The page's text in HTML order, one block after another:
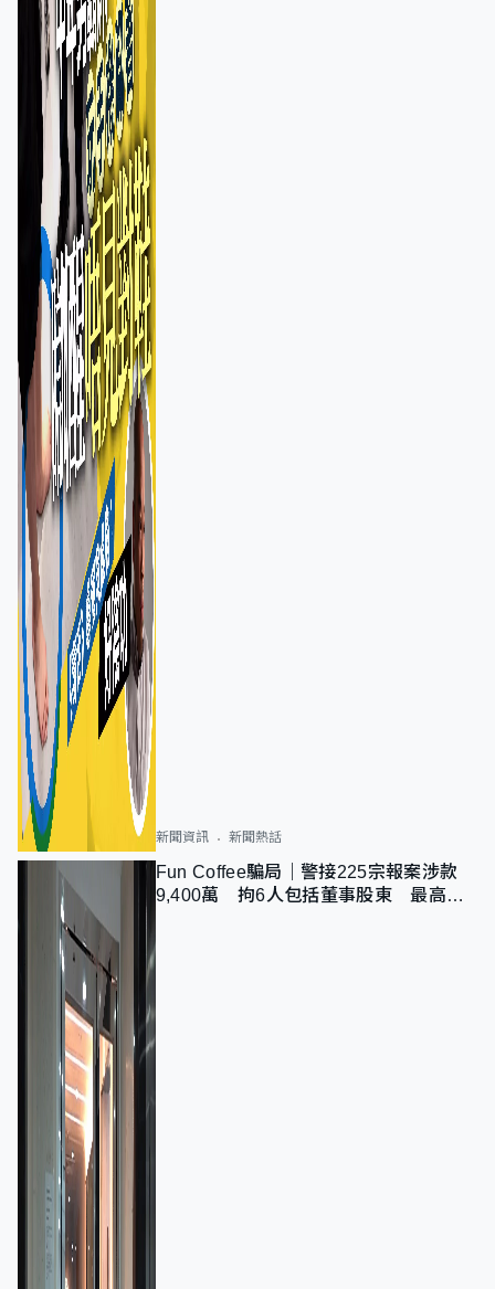
新聞資訊 新聞熱話
Fun Coffee騙局｜警接225宗報案涉款
9,400萬 拘6人包括董事股東 最高金